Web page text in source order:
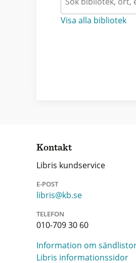
Visa alla bibliotek
Kontakt
Libris kundservice
E-POST
libris@kb.se
TELEFON
010-709 30 60
Information om
Libris informationssidor